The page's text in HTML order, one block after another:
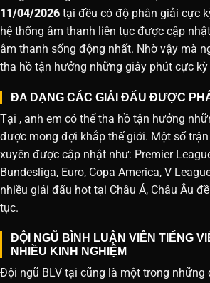
11/04/2026 tại đều có độ phân giải cực
hệ thống âm thanh liên tục được cập
âm thanh sống động nhất. Nhờ vậy mà
tha hồ tận hưởng những giây phút cực
ĐA DẠNG CÁC GIẢI ĐẤU ĐƯỢC
Tại , anh em có thể tha hồ tận hưởng
được mong đợi khắp thế giới. Một số
xuyên được cập nhật như: Premier
Bundesliga, Euro, Copa America, V
nhiều giải đấu hot tại Châu Á, Châu Âu
tục.
ĐỘI NGŨ BÌNH LUẬN VIÊN TIẾNG
NHIỀU KINH NGHIỆM
Đội ngũ BLV tại cũng là một trong những